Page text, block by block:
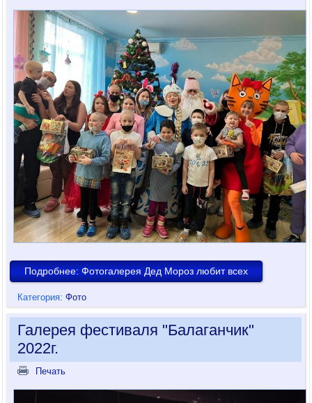
Подробнее: Фотогалерея Дед Мороз любит всех
Категория:Фото
Галерея фестиваля "Балаганчик"
2022г.
Печать